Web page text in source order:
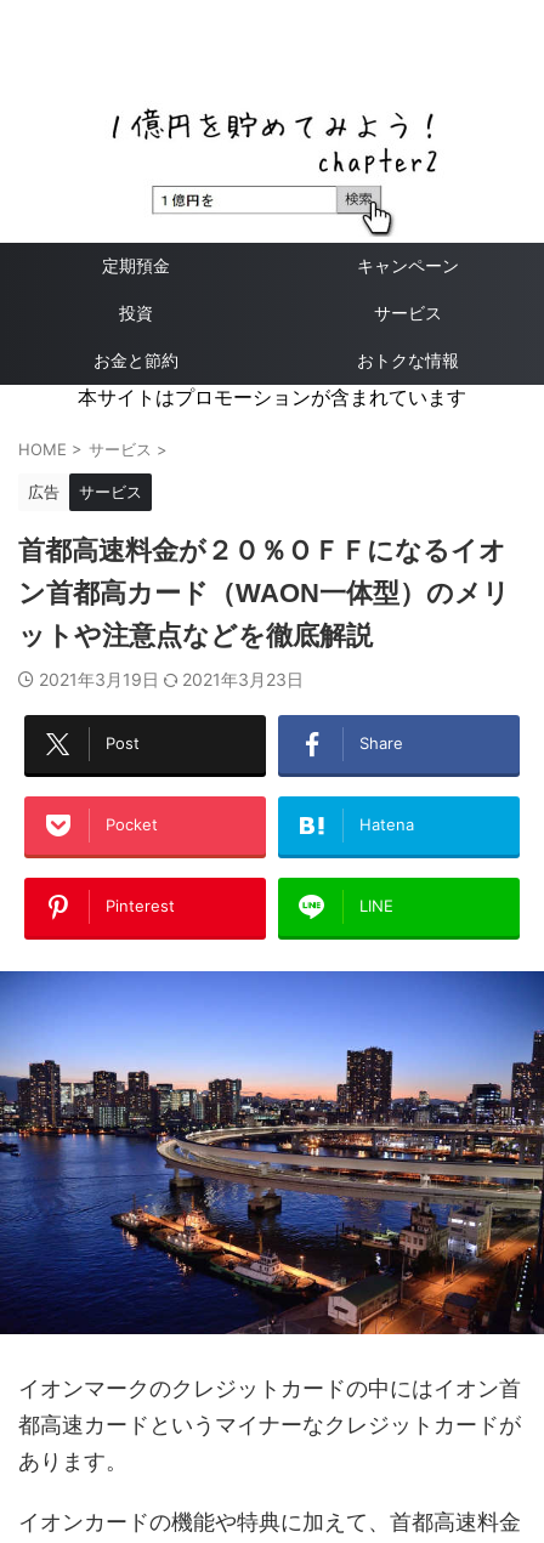
定期預金 キャンペーン
投資 サービス
お金と節約 おトクな情報
本サイトはプロモーションが含まれています
HOME > サービス >
広告 サービス
首都高速料金が２０％ＯＦＦになるイオ
ン首都高カード（WAON一体型）のメリ
ットや注意点などを徹底解説
2021年3月19日 2021年3月23日
Post Share
Pocket Hatena
Pinterest LINE
イオンマークのクレジットカードの中にはイオン首
都高速カードというマイナーなクレジットカードが
あります。
イオンカードの機能や特典に加えて、首都高速料金